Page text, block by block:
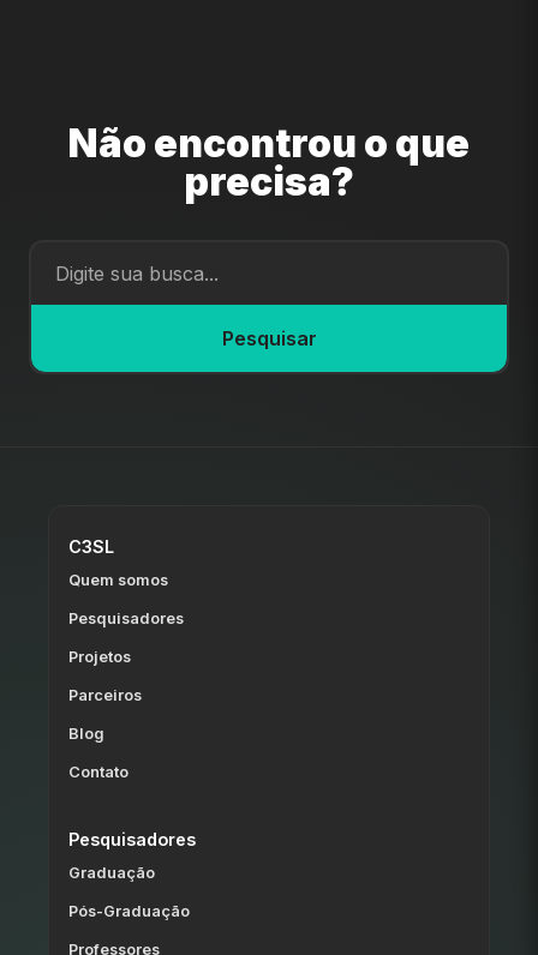
Não encontrou o que
precisa?
Pesquisar
C3SL
Quem somos
Pesquisadores
Projetos
Parceiros
Blog
Contato
Pesquisadores
Graduação
Pós-Graduação
Professores